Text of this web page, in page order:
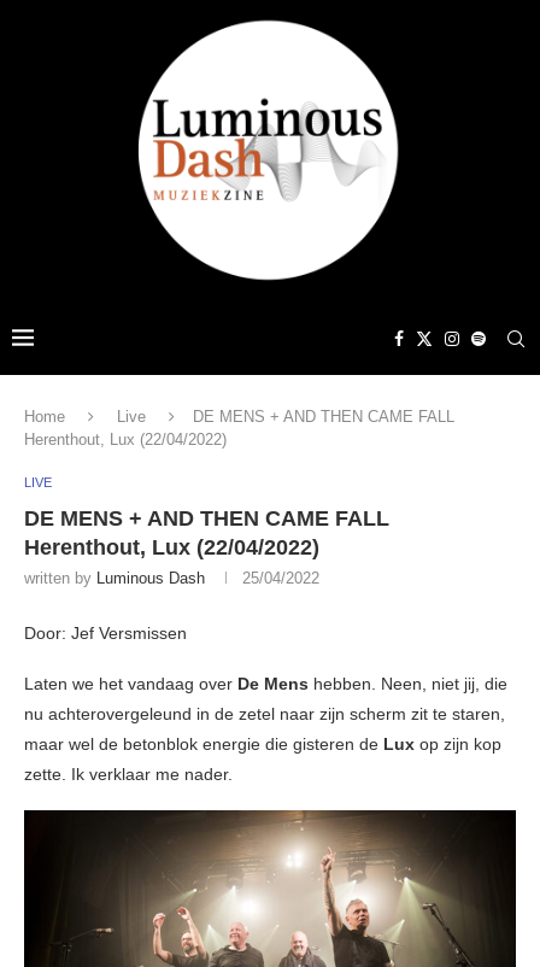
Home Live
DE MENS + AND THEN CAME FALL
Herenthout, Lux (22/04/2022)
LIVE
DE MENS + AND THEN CAME FALL
Herenthout, Lux (22/04/2022)
written by Luminous Dash 25/04/2022
Door: Jef Versmissen
Laten we het vandaag over De Mens hebben. Neen, niet jij, die
nu achterovergeleund in de zetel naar zijn scherm zit te staren,
maar wel de betonblok energie die gisteren de Lux op zijn kop
zette. Ik verklaar me nader.